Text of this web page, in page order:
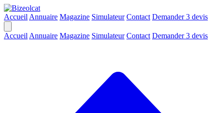
Accueil Annuaire Magazine Simulateur Contact Demander 3 devis
Accueil Annuaire Magazine Simulateur Contact Demander 3 devis